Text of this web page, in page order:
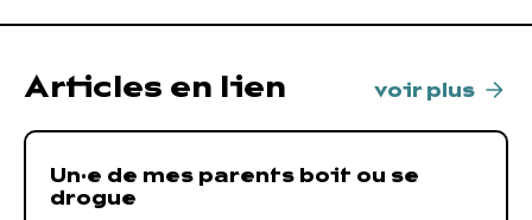
Articles en lien voir plus
Un·e de mes parents boit ou se
drogue